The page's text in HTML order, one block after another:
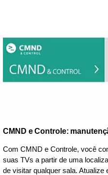
CMND e Controle:
Com CMND e Controle, você
suas TVs a partir de uma
de visitar qualquer sala. Atualize